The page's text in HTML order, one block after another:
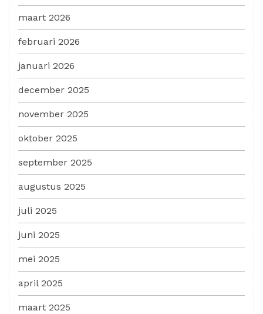
maart 2026
februari 2026
januari 2026
december 2025
november 2025
oktober 2025
september 2025
augustus 2025
juli 2025
juni 2025
mei 2025
april 2025
maart 2025